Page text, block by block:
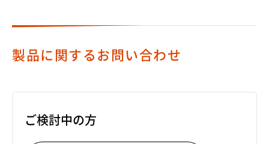
製品に関するお問い合わせ
ご検討中の方